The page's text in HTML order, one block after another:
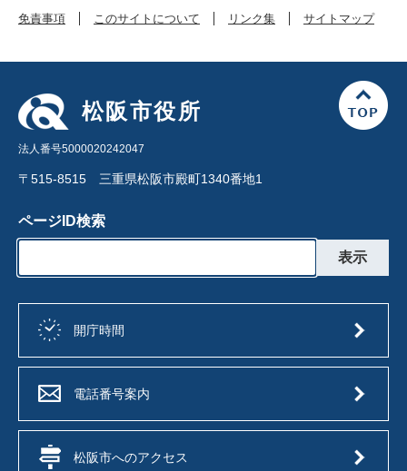
免責事項 このサイトについて リンク集 サイトマップ
松阪市役所
法人番号5000020242047
〒515-8515 三重県松阪市殿町1340番地1
ページID検索
開庁時間
電話番号案内
松阪市へのアクセス